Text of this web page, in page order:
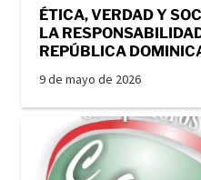
ÉTICA, VERDAD Y
LA
REPÚBLICA
9 de mayo de 2026